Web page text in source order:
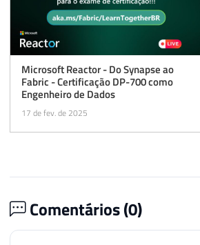
Microsoft Reactor - Do Synapse ao
Fabric - Certificação DP-700 como
Engenheiro de Dados
17 de fev. de 2025
Comentários (0)